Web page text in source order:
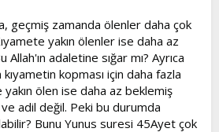
geçmiş zamanda ölenler daha çok
yakın ölenler ise daha az
adaletine sığar mı? Ayrıca
kopması için daha fazla
ölen ise daha az beklemiş
ve adil değil. Peki bu durumda
Bunu Yunus suresi 45Ayet çok